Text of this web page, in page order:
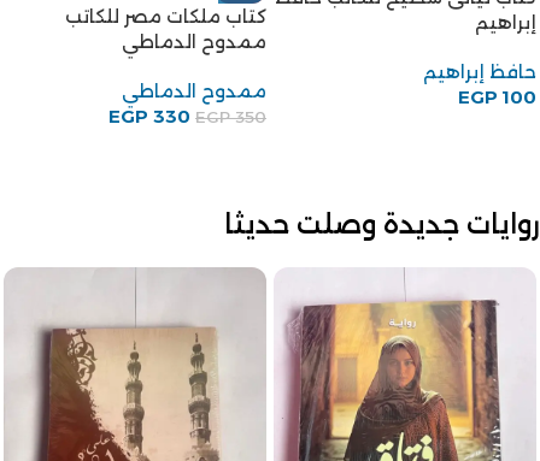
المماليك الجراكسة للكاتبة
إيمان محمود إسماعيل
حسين
طه حسين
EGP100
روايات جديدة وصلت حديثا